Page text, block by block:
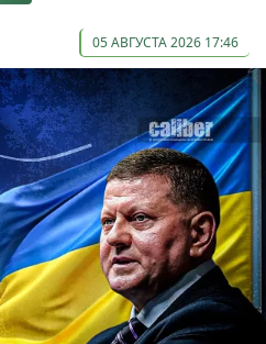
05 АВГУСТА 2026 17:46